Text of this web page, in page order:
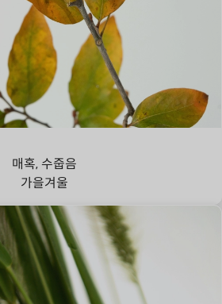
매혹, 수줍음
가을겨울